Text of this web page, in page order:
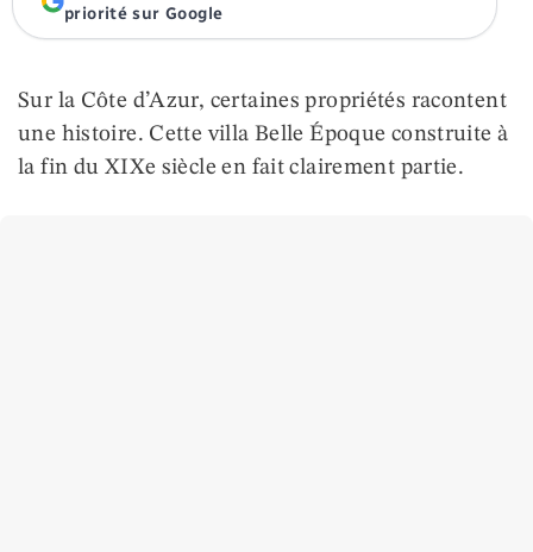
priorité sur Google
Sur la Côte d’Azur, certaines propriétés racontent
une histoire. Cette villa Belle Époque construite à
la fin du XIXe siècle en fait clairement partie.